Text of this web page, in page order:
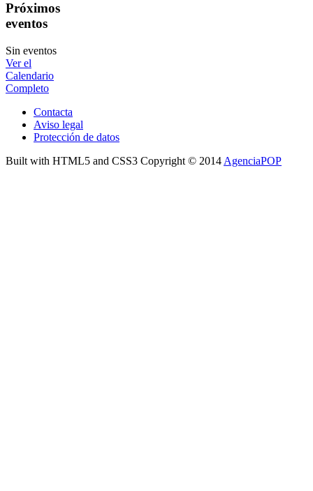
Próximos
eventos
Sin eventos
Ver el
Calendario
Completo
Contacta
Aviso legal
Protección de datos
Built with HTML5 and CSS3 Copyright © 2014 AgenciaPOP